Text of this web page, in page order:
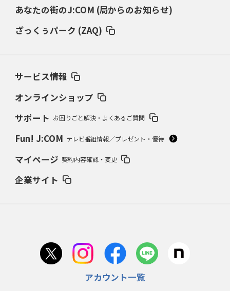
あなたの街のJ:COM (局からのお知らせ)
ざっくぅパーク (ZAQ)
サービス情報
オンラインショップ
サポート お困りごと解決・よくあるご質問
Fun! J:COM テレビ番組情報／プレゼント・優待
マイページ 契約内容確認・変更
企業サイト
アカウント一覧